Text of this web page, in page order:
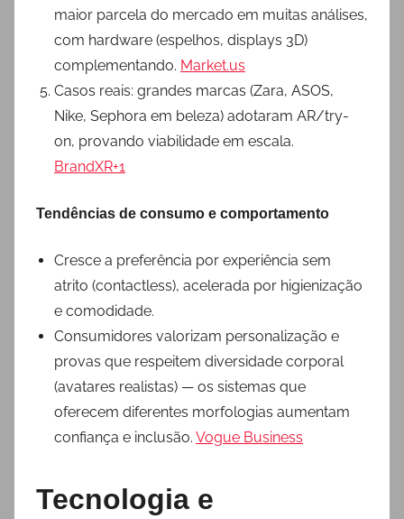
maior parcela do mercado em muitas análises,
com hardware (espelhos, displays 3D)
complementando. Market.us
Casos reais: grandes marcas (Zara, ASOS,
Nike, Sephora em beleza) adotaram AR/try-
on, provando viabilidade em escala.
BrandXR+1
Tendências de consumo e comportamento
Cresce a preferência por experiência sem
atrito (contactless), acelerada por higienização
e comodidade.
Consumidores valorizam personalização e
provas que respeitem diversidade corporal
(avatares realistas) — os sistemas que
oferecem diferentes morfologias aumentam
confiança e inclusão. Vogue Business
Tecnologia e